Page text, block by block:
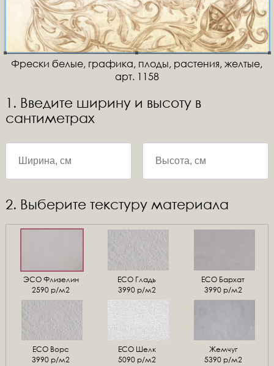
Фрески белые, графика, плоды, растения, желтые,
арт. 1158
1. Введите ширину и высоту в
сантиметрах
2. Выберите текстуру материала
ЭСО Флизелин
2590 р/м2
ЕСО Гладь
3990 р/м2
ECO Бархат
3990 р/м2
ЕСО Ворс
3990 р/м2
ЕСО Шелк
5090 р/м2
Жемчуг
5390 р/м2